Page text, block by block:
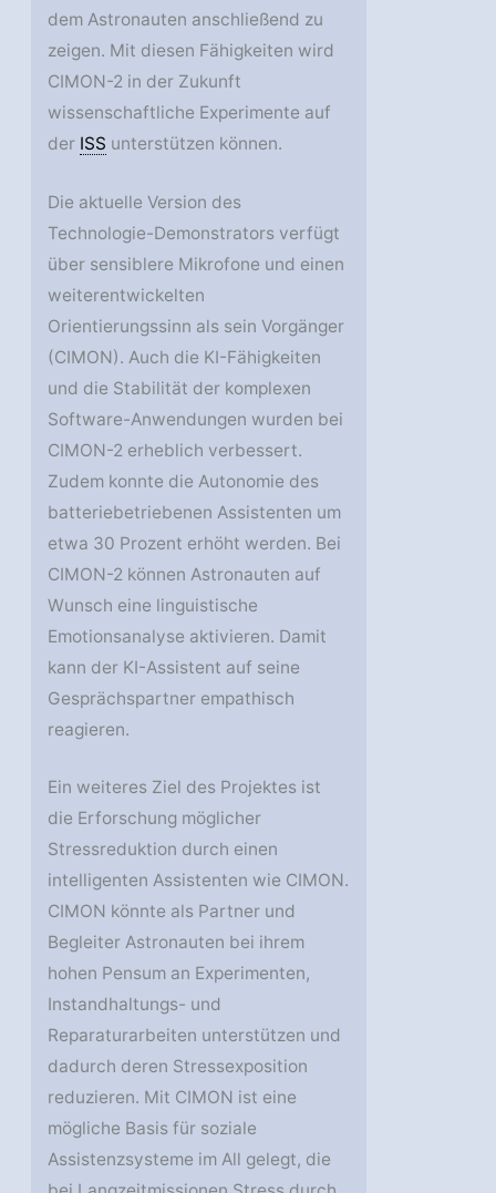
dem Astronauten anschließend zu
zeigen. Mit diesen Fähigkeiten wird
CIMON-2 in der Zukunft
wissenschaftliche Experimente auf
der ISS unterstützen können.
Die aktuelle Version des
Technologie-Demonstrators verfügt
über sensiblere Mikrofone und einen
weiterentwickelten
Orientierungssinn als sein Vorgänger
(CIMON). Auch die KI-Fähigkeiten
und die Stabilität der komplexen
Software-Anwendungen wurden bei
CIMON-2 erheblich verbessert.
Zudem konnte die Autonomie des
batteriebetriebenen Assistenten um
etwa 30 Prozent erhöht werden. Bei
CIMON-2 können Astronauten auf
Wunsch eine linguistische
Emotionsanalyse aktivieren. Damit
kann der KI-Assistent auf seine
Gesprächspartner empathisch
reagieren.
Ein weiteres Ziel des Projektes ist
die Erforschung möglicher
Stressreduktion durch einen
intelligenten Assistenten wie CIMON.
CIMON könnte als Partner und
Begleiter Astronauten bei ihrem
hohen Pensum an Experimenten,
Instandhaltungs- und
Reparaturarbeiten unterstützen und
dadurch deren Stressexposition
reduzieren. Mit CIMON ist eine
mögliche Basis für soziale
Assistenzsysteme im All gelegt, die